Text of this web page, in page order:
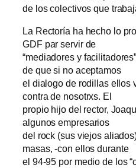
de los colectivos que
La Rectoría ha hecho lo
GDF par servir de
“mediadores y
de que si no aceptamos
el dialogo de rodillas ellos
contra de nosotrxs. El
propio hijo del rector,
algunos empresarios
del rock (sus viejos
masas, -con ellos durante
el 94-95 por medio de los